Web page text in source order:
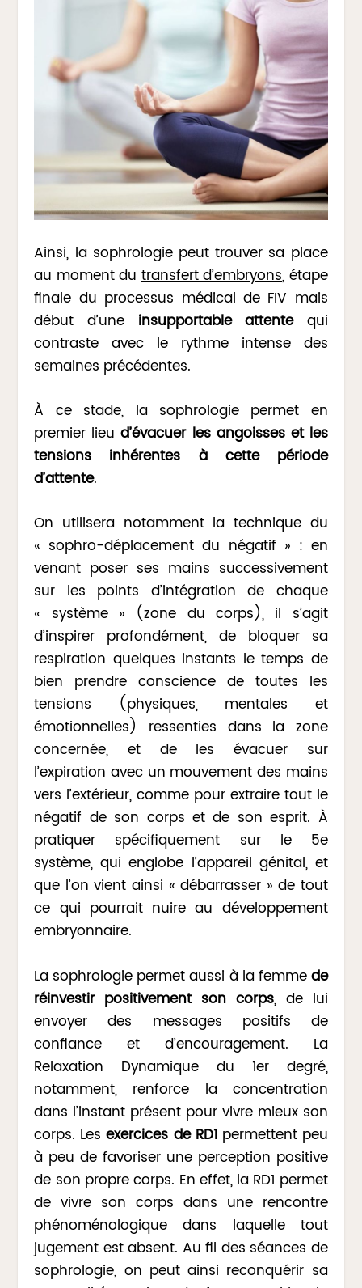
Ainsi, la sophrologie peut trouver sa place
au moment dutransfert d’embryons, étape
finale du processus médical de FIV mais
début d’une insupportable attentequi
contraste avec le rythme intense des
semaines précédentes.
À ce stade, la sophrologie permet en
premier lieud’évacuer les angoisses et les
tensions inhérentes à cette période
d’attente.
On utilisera notamment la technique du
« sophro-déplacement du négatif » : en
venant poser ses mains successivement
sur les points d’intégration de chaque
« système » (zone du corps), il s’agit
d’inspirer profondément, de bloquer sa
respiration quelques instants le temps de
bien prendre conscience de toutes les
tensions (physiques, mentales et
émotionnelles) ressenties dans la zone
concernée, et de les évacuer sur
l’expiration avec un mouvement des mains
vers l’extérieur, comme pour extraire tout le
négatif de son corps et de son esprit. À
pratiquer spécifiquement sur le 5e
système, qui englobe l’appareil génital, et
que l’on vient ainsi « débarrasser » de tout
ce qui pourrait nuire au développement
embryonnaire.
La sophrologie permet aussi à la femmede
réinvestir positivement son corps, de lui
envoyer des messages positifs de
confiance et d’encouragement. La
Relaxation Dynamique du 1er degré,
notamment, renforce la concentration
dans l’instant présent pour vivre mieux son
corps. Lesexercices de RD1permettent peu
à peu de favoriser une perception positive
de son propre corps. En effet, la RD1 permet
de vivre son corps dans une rencontre
phénoménologique dans laquelle tout
jugement est absent. Au fil des séances de
sophrologie, on peut ainsi reconquérir sa